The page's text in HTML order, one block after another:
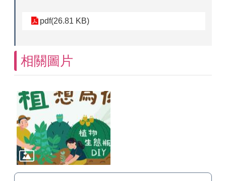
pdf(26.81 KB)
相關圖片